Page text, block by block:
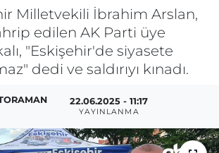
Milletvekili İbrahim Arslan,
edilen AK Parti üye
"Eskişehir'de siyasete
dedi ve saldırıyı kınadı.
22.06.2025 - 11:17
YAYINLANMA